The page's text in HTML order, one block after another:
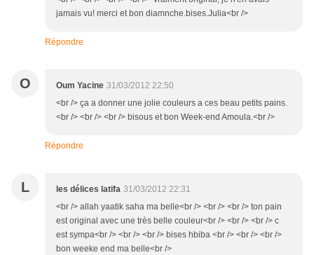
jamais vu! merci et bon diamnche.bises.Julia<br />
Répondre
O Oum Yacine 31/03/2012 22:50
<br /> ça a donner une jolie couleurs a ces beau petits pains.
<br /> <br /> <br /> bisous et bon Week-end Amoula.<br />
Répondre
L les délices latifa 31/03/2012 22:31
<br /> allah yaatik saha ma belle<br /> <br /> <br /> ton pain
est original avec une très belle couleur<br /> <br /> <br /> c
est sympa<br /> <br /> <br /> bises hbiba <br /> <br /> <br />
bon weeke end ma belle<br />